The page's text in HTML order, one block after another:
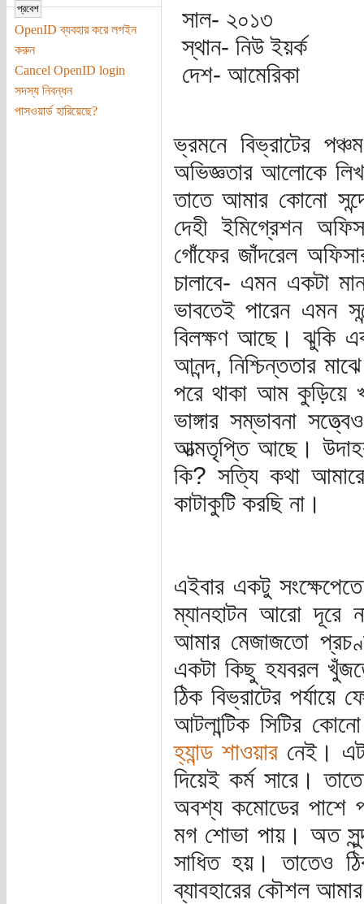
OpenID ব্যবহার করে লগইন
করুন
Cancel OpenID login
সদস্য নিবন্ধন
পাসওয়ার্ড হারিয়েছে?
সাল- ২০১৩
স্থান- নিউ ইয়র্ক
দেশ- আমেরিকা
ভ্রমনে বিভ্রাটের
অভিজ্ঞতার আলোকে
তাতে আমার কোনো
দেহী ইমিগ্রেশন
গোঁফের জাঁদরেল
চালাবে- এমন একটা
ভাবতেই পারেন এমন
বিলক্ষণ আছে। ঝুকি
আনন্দ, নিশ্চিন্ততার
পরে থাকা আম কুড়িয়ে
ভাঙ্গার সম্ভাবনা
আত্মতৃপ্তি আছে।
কি? সত্যি কথা
কাটাকুটি করছি না।
এইবার একটু
ম্যানহাটন আরো দূরে
আমার মেজাজতো
একটা কিছু হযবরল
ঠিক বিভ্রাটের
আটলান্টিক সিটির
হ্যান্ড শাওয়ারনেই।
দিয়েই কর্ম সারে।
অবশ্য কমোডের পাশে
মগ শোভা পায়। অত
সাধিত হয়। তাতেও
ব্যাবহারের কৌশল